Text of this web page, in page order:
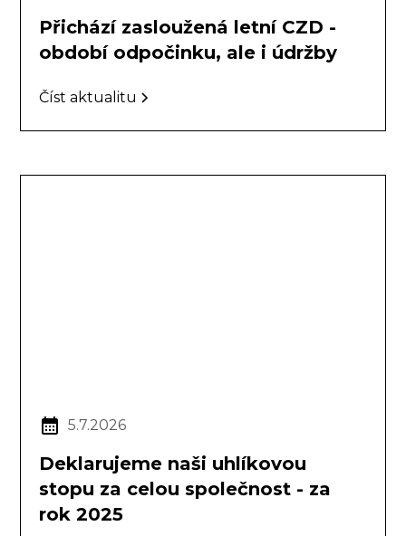
Přichází zasloužená letní CZD -
období odpočinku, ale i údržby
Číst aktualitu
5.7.2026
Deklarujeme naši uhlíkovou
stopu za celou společnost - za
rok 2025